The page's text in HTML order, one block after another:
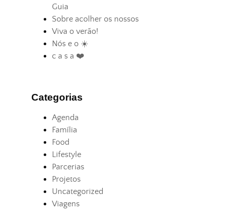
Guia
Sobre acolher os nossos
Viva o verão!
Nós e o ☀️
c a s a ❤️
Categorias
Agenda
Família
Food
Lifestyle
Parcerias
Projetos
Uncategorized
Viagens